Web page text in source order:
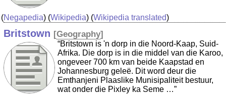
(Negapedia) (Wikipedia) (Wikipedia translated)
Britstown [Geography]
“Britstown is 'n dorp in die Noord-Kaap, Suid-
Afrika. Die dorp is in die middel van die Karoo,
ongeveer 700 km van beide Kaapstad en
Johannesburg geleë. Dit word deur die
Emthanjeni Plaaslike Munisipaliteit bestuur,
wat onder die Pixley ka Seme …”